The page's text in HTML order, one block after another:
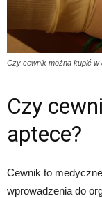
Czy cewnik można kupić w
Czy
aptece?
Cewnik to
wprowadzenia do